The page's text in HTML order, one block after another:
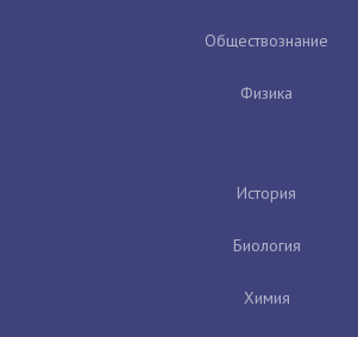
Обществознание
Физика
История
Биология
Химия